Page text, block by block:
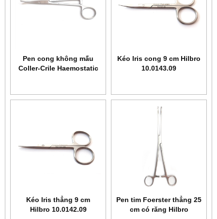
Pen cong không mấu
Coller-Crile Haemostatic
Kéo Iris cong 9 cm Hilbro
10.0143.09
Kéo Iris thẳng 9 cm
Hilbro 10.0142.09
Pen tim Foerster thẳng 25
cm có răng Hilbro